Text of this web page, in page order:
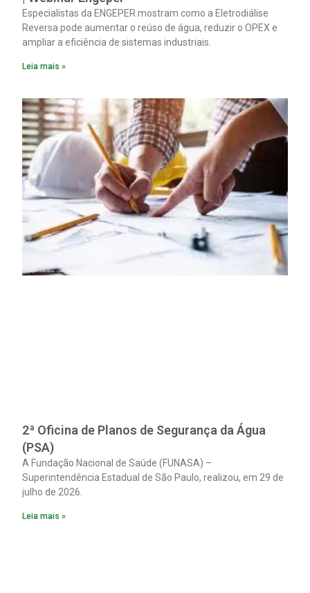
Especialistas da ENGEPER mostram como a Eletrodiálise
Reversa pode aumentar o reúso de água, reduzir o OPEX e
ampliar a eficiência de sistemas industriais.
Leia mais »
2ª Oficina de Planos de Segurança da Água
(PSA)
A Fundação Nacional de Saúde (FUNASA) –
Superintendência Estadual de São Paulo, realizou, em 29 de
julho de 2026.
Leia mais »